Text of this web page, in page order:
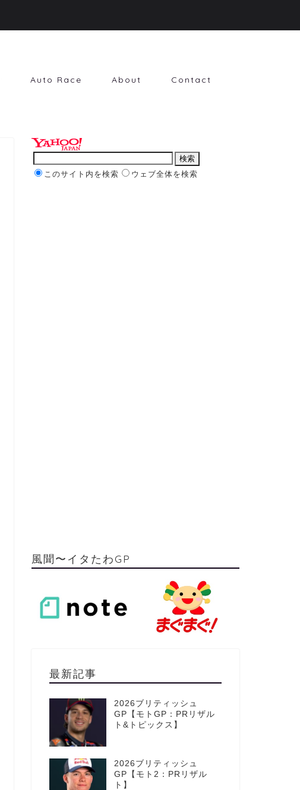
Auto Race About Contact
このサイト内を検索 ウェブ全体を検索
風聞〜イタたわGP
最新記事
2026ブリティッシュ
GP【モトGP：PRリザル
ト&トピックス】
2026ブリティッシュ
GP【モト2：PRリザル
ト】